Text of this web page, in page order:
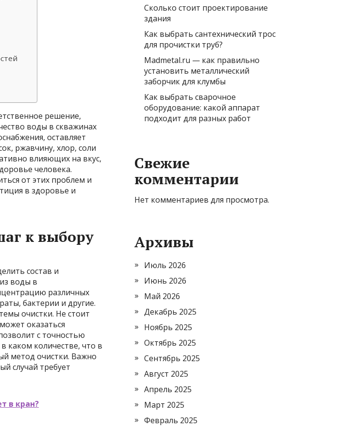
решение,
воды в скважинах
оставляет
ржавчину, хлор, соли
влияющих на вкус,
человека.
от этих проблем и
в здоровье и
к выбору
состав и
воды в
различных
бактерии и другие.
очистки. Не стоит
оказаться
с точностью
каком количестве, что в
метод очистки. Важно
случай требует
в кран?
Сколько стоит проектирование
здания
Как выбрать сантехнический трос
для прочистки труб?
Madmetal.ru — как правильно
установить металлический
заборчик для клумбы
Как выбрать сварочное
оборудование: какой аппарат
подходит для разных работ
Свежие
комментарии
Нет комментариев для просмотра.
Архивы
Июль 2026
Июнь 2026
Май 2026
Декабрь 2025
Ноябрь 2025
Октябрь 2025
Сентябрь 2025
Август 2025
Апрель 2025
Март 2025
Февраль 2025